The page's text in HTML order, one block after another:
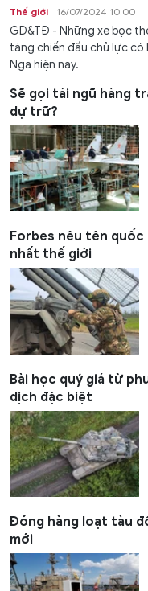
Thế giới 16/07/2024 10:00
GD&TĐ - Những xe bọc
tăng chiến đấu chủ lực
Nga hiện nay.
Sẽ gọi tái ngũ hàng
dự trữ?
Forbes nêu tên
nhất thế giới
Bài học quý giá từ
dịch đặc biệt
Đóng hàng loạt tàu
mới